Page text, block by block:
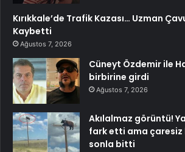
Kırıkkale’de Trafik Kazası… Uzman
Kaybetti
Ağustos 7, 2026
Cüneyt Özdemir ile
birbirine girdi
Ağustos 7, 2026
Akılalmaz görüntü!
fark etti ama çaresiz
sonla bitti